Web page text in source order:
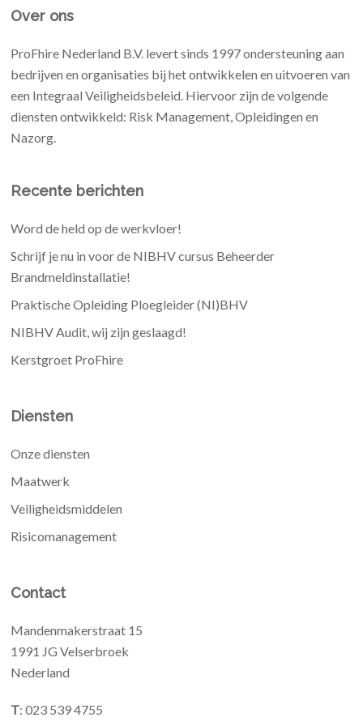
Over ons
ProFhire Nederland B.V. levert sinds 1997 ondersteuning aan
bedrijven en organisaties bij het ontwikkelen en uitvoeren van
een Integraal Veiligheidsbeleid. Hiervoor zijn de volgende
diensten ontwikkeld: Risk Management, Opleidingen en
Nazorg.
Recente berichten
Word de held op de werkvloer!
Schrijf je nu in voor de NIBHV cursus Beheerder
Brandmeldinstallatie!
Praktische Opleiding Ploegleider (NI)BHV
NIBHV Audit, wij zijn geslaagd!
Kerstgroet ProFhire
Diensten
Onze diensten
Maatwerk
Veiligheidsmiddelen
Risicomanagement
Contact
Mandenmakerstraat 15
1991 JG Velserbroek
Nederland
T: 023 539 4755